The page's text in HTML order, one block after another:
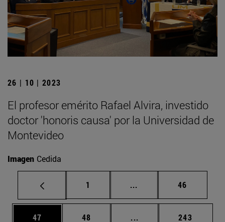
26 | 10 | 2023
El profesor emérito Rafael Alvira, investido
doctor 'honoris causa' por la Universidad de
Montevideo
Imagen Cedida
Página
1 ... Páginas intermedias
Página
46
Página
47 Página
48 ... Páginas intermedias
Página
243